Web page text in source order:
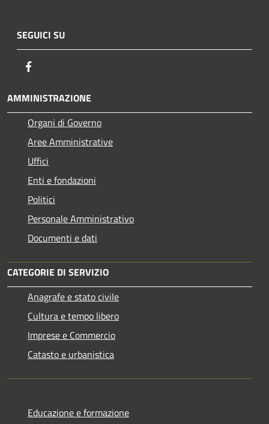
SEGUICI SU
AMMINISTRAZIONE
Organi di Governo
Aree Amministrative
Uffici
Enti e fondazioni
Politici
Personale Amministrativo
Documenti e dati
CATEGORIE DI SERVIZIO
Anagrafe e stato civile
Cultura e tempo libero
Imprese e Commercio
Catasto e urbanistica
Educazione e formazione